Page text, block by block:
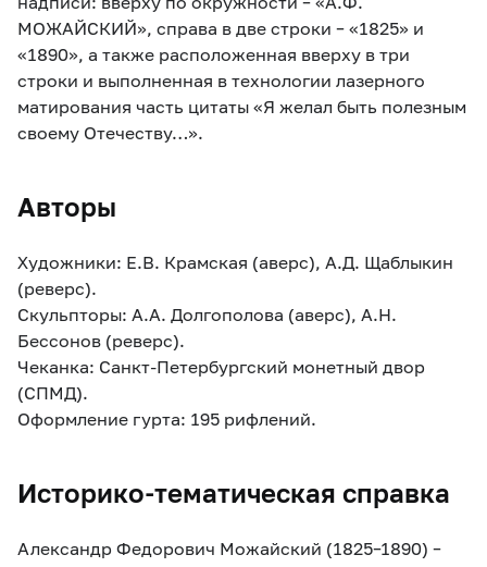
МОЖАЙСКИЙ», справа в две строки – «1825» и
«1890», а также расположенная вверху в три
строки и выполненная в технологии лазерного
матирования часть цитаты «Я желал быть полезным
своему Отечеству…».
Авторы
Художники: Е.В. Крамская (аверс), А.Д. Щаблыкин
(реверс).
Скульпторы: А.А. Долгополова (аверс), А.Н.
Бессонов (реверс).
Чеканка: Санкт-Петербургский монетный двор
(СПМД).
Оформление гурта: 195 рифлений.
Историко-тематическая справка
Александр Федорович Можайский (1825–1890) –